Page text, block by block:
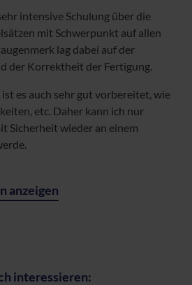
intensive Schulung über die
mit Schwerpunkt auf allen
lag dabei auf der
der Korrektheit der Fertigung.
es auch sehr gut vorbereitet, wie
etc. Daher kann ich nur
Sicherheit wieder an einem
anzeigen
interessieren: